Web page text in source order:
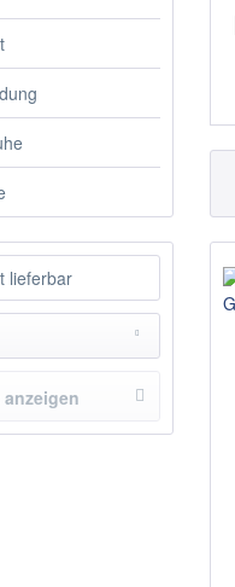
lieferbar
bis